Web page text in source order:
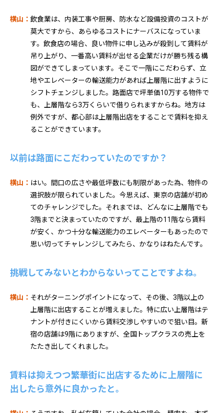
横山： 飲食業は、内装工事や厨房、防水など設備投資のコストが
莫大ですから、あらゆるコストにナーバスになっていま
す。飲食店の場合、良い物件に申し込みが殺到して賃料が
吊り上がり、一番高い賃料が出せる企業だけが勝ち残る構
図ができてしまっています。そこで一階にこだわらず、立
地やエレベーターの輸送能力があれば上層階に出すように
シフトチェンジしました。路面店で坪単価10万する物件で
も、上層階なら3万くらいで借りられますからね。地方は
例外ですが、都心部は上層階出店をすることで賃料を抑え
ることができています。
以前は路面にこだわっていたのですか？
横山： はい。間口の広さや最低坪数にも制限があった為、物件の
選択肢が限られていました。今思えば、東京の店舗が初め
てのチャレンジでした。それまでは、どんなに上層階でも
3階までと決まっていたのですが、最上階の11階なら賃料
が安く、かつ十分な輸送能力のエレベーターもあったので
思い切ってチャレンジしてみたら、かなりはねたんです。
挑戦してみないとわからないってことですよね。
横山： それがターニングポイントになって、その後、3階以上の
上層階に出店することが増えました。特に広い上層階はテ
ナントが付きにくいから賃料交渉しやすいので狙い目。新
宿の店舗は9階にありますが、全国トップクラスの売上を
たたき出してくれました。
賃料は抑えつつ繁華街に出店するために上層階に
出したら意外に良かったと。